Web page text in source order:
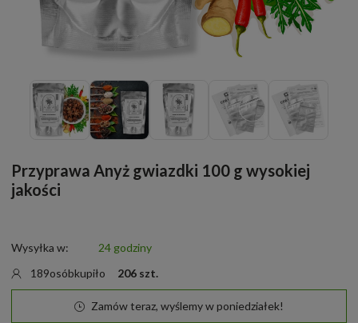
Przyprawa Anyż gwiazdki 100 g wysokiej
jakości
Wysyłka w:
24 godziny
189osóbkupiło 206 szt.
Zamów teraz, wyślemy w poniedziałek!